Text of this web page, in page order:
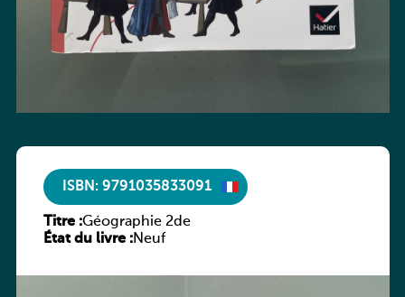
ISBN: 9791035833091
Titre :Géographie 2de
État du livre :Neuf